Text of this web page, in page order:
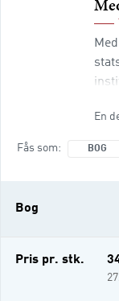
En
Fås som BOG
Bog
e-bog
Pris pr. stk.